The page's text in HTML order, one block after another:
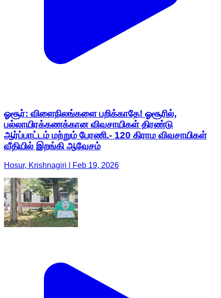
ஓசூர்: விளைநிலங்களை பறிக்காதே! ஓசூரில்,
பல்லாயிரக்கணக்கான விவசாயிகள் திரண்டு
ஆர்ப்பாட்டம் மற்றும் பேரணி.- 120 கிராம விவசாயிகள்
வீதியில் இறங்கி ஆவேசம்
Hosur, Krishnagiri | Feb 19, 2026